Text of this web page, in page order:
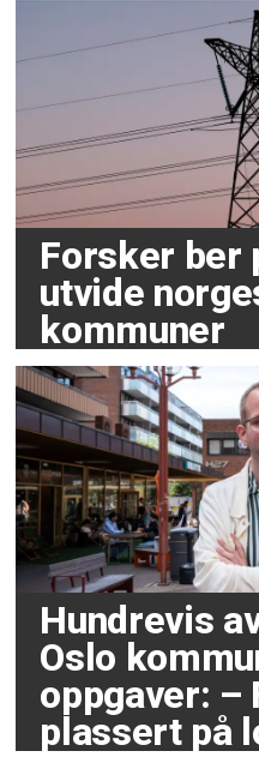
Forsker ber
utvide
kommuner
Hundrevis
Oslo
oppgaver: –
plassert på